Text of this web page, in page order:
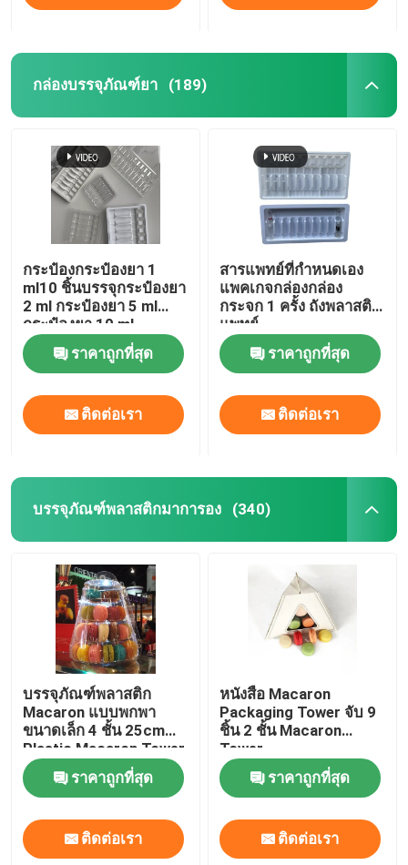
กล่องบรรจุภัณฑ์ยา (189)
กระป๋องกระป๋องยา 1
ml10 ชิ้นบรรจุกระป๋องยา
2 ml กระป๋องยา 5 ml
กระป๋องยา 10 ml
กระป๋องยา
ราคาถูกที่สุด
ติดต่อเรา
สารแพทย์ที่กําหนดเอง
แพคเกจกล่องกล่อง
กระจก 1 ครั้ง ถังพลาสติก
แพทย์
ราคาถูกที่สุด
ติดต่อเรา
บรรจุภัณฑ์พลาสติกมาการอง (340)
บรรจุภัณฑ์พลาสติก
Macaron แบบพกพา
ขนาดเล็ก 4 ชั้น 25cm
Plastic Macaron Tower
ราคาถูกที่สุด
ติดต่อเรา
หนังสือ Macaron
Packaging Tower จับ 9
ชิ้น 2 ชั้น Macaron
Tower
ราคาถูกที่สุด
ติดต่อเรา